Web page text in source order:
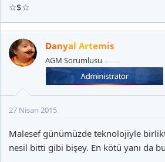
☆$☆
Danyal Artemis
AGM Sorumlusu
27 Nisan 2015
Malesef günümüzde teknolojiyle
nesil bitti gibi bişey. En kötü yanı da